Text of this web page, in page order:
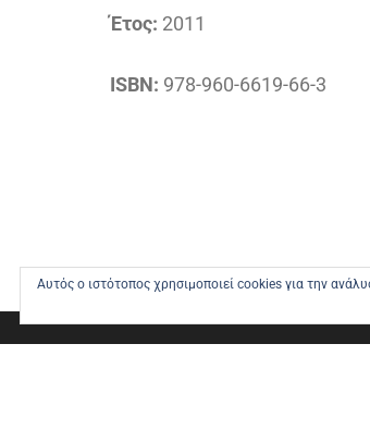
Έτος: 2011
ISBN: 978-960-6619-66-3
Αυτός ο ιστότοπος χρησιμοποιεί cookies για την